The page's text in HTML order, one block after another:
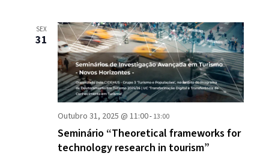
SEX
31
Seminário “Theoretical frameworks for
technology research in tourism”
Outubro 31, 2025 @ 11:00-13:00